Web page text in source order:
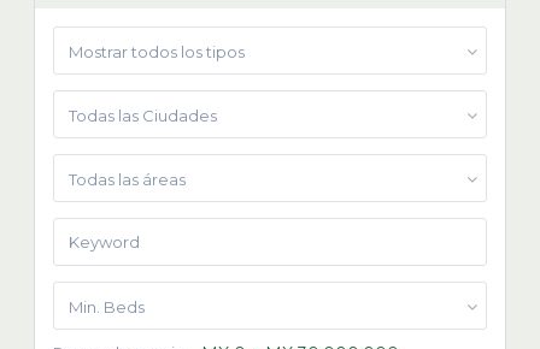
Mostrar todos los tipos
Todas las Ciudades
Todas las áreas
Min. Beds